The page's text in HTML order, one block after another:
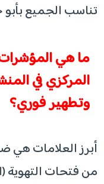
تناسب الجميع
ما هي
المركزي في
وتطهير فوري؟
أبرز العلامات هي
من فتحات التهوية